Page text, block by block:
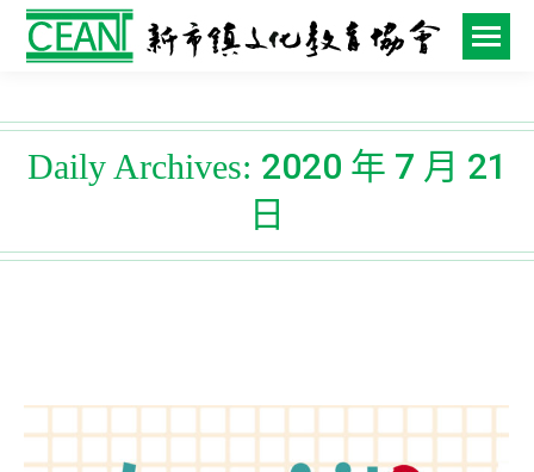
Daily Archives: 2020 年 7 月 21
日